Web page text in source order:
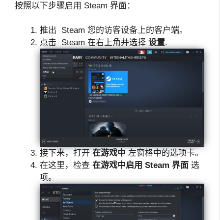
按照以下步骤启用 Steam 界面：
推出 Steam 您的访客设备上的客户端。
点击 Steam 在右上角并选择 设置.
接下来，打开 在游戏中 左窗格中的选项卡。
在这里，检查 在游戏中启用 Steam 界面 选
项。